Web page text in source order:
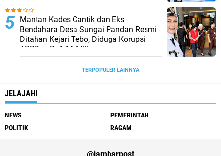
Mantan Kades Cantik dan Eks
Bendahara Desa Sungai Pandan Resmi
Ditahan Kejari Tebo, Diduga Korupsi
APBDes Rp1,16 Miliar
TERPOPULER LAINNYA
JELAJAHI
NEWS
PEMERINTAH
POLITIK
RAGAM
@jambarpost